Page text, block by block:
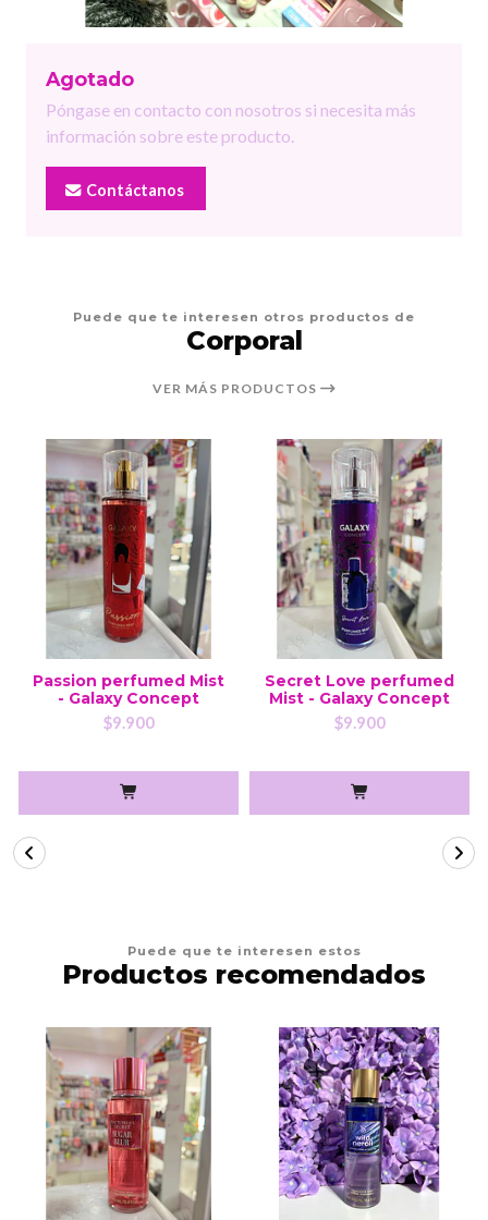
Agotado
Póngase en contacto con nosotros si necesita más
información sobre este producto.
Contáctanos
Puede que te interesen otros productos de
Corporal
VER MÁS PRODUCTOS
Passion perfumed Mist
- Galaxy Concept
$9.900
Secret Love perfumed
Mist - Galaxy Concept
$9.900
Puede que te interesen estos
Productos recomendados